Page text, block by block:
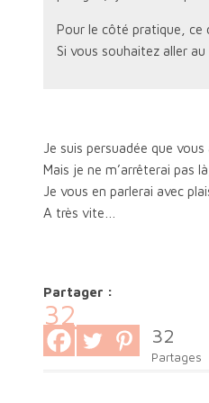
Pour le côté pratique, ce
Si vous souhaitez aller
Je suis persuadée que
Mais je ne m’arrêterai pas
Je vous en parlerai avec
A très vite…
Partager :
32
32
Partages